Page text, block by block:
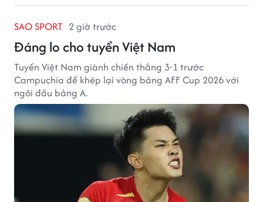
SAO SPORT 2 giờ trước
Đáng lo cho tuyển Việt Nam
Tuyển Việt Nam giành chiến thắng 3-1 trước
Campuchia để khép lại vòng bảng AFF Cup 2026 với
ngôi đầu bảng A.